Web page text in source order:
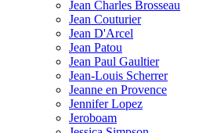
Jean Charles Brosseau
Jean Couturier
Jean D'Arcel
Jean Patou
Jean Paul Gaultier
Jean-Louis Scherrer
Jeanne en Provence
Jennifer Lopez
Jeroboam